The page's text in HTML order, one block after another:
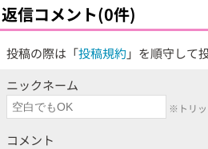
返信コメント(0件)
投稿の際は「投稿規約 」を順守して
ニックネーム
※トリ
コメント